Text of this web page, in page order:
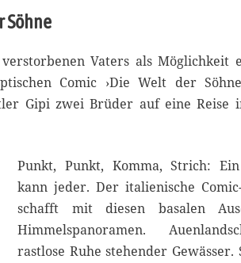
Söhne
verstorbenen Vaters als Möglichkeit
Comic ›Die Welt der
Gipi zwei Brüder auf eine Reise
Punkt, Punkt, Komma, Strich:
kann jeder. Der italienische
schafft mit diesen basalen
Himmelspanoramen.
rastlose Ruhe stehender Gewässer.